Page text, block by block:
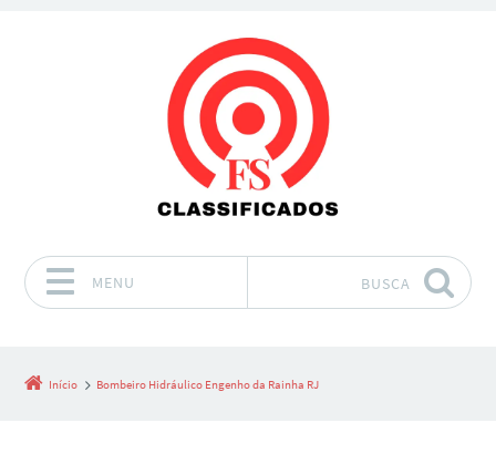
MENU BUSCA
Início Bombeiro Hidráulico Engenho da Rainha RJ